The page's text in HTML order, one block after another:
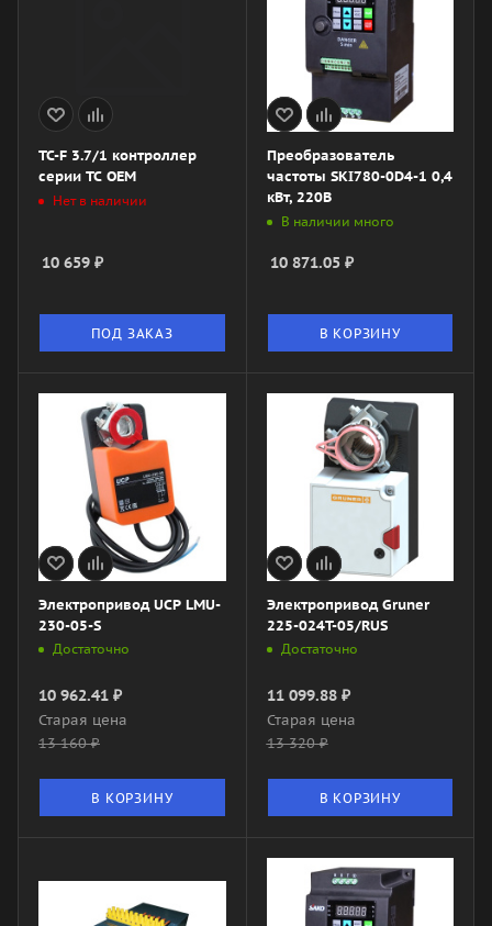
TC-F 3.7/1 контроллер
cерии ТС OEM
Нет в наличии
10 659 ₽
ПОД ЗАКАЗ
Преобразователь
частоты SKI780-0D4-1 0,4
кВт, 220В
В наличии много
10 871.05₽
В КОРЗИНУ
Электропривод UCP LMU-
230-05-S
Достаточно
10 962.41 ₽
Старая цена
13 160₽
В КОРЗИНУ
Электропривод Gruner
225-024T-05/RUS
Достаточно
11 099.88₽
Старая цена
13 320₽
В КОРЗИНУ